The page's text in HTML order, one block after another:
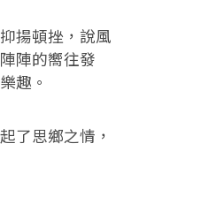
揚頓挫，說風
陣的嚮往發
趣。
了思鄉之情，